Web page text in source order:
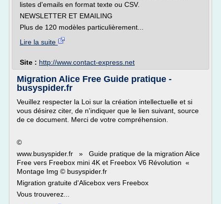
listes d'emails en format texte ou CSV.
NEWSLETTER ET EMAILING
Plus de 120 modèles particulièrement...
Lire la suite
Site : http://www.contact-express.net
Migration Alice Free Guide pratique -
busyspider.fr
Veuillez respecter la Loi sur la création intellectuelle et si
vous désirez citer, de n'indiquer que le lien suivant, source
de ce document. Merci de votre compréhension.
©
www.busyspider.fr » Guide pratique de la migration Alice
Free vers Freebox mini 4K et Freebox V6 Révolution «
Montage Img © busyspider.fr
Migration gratuite d'Alicebox vers Freebox
Vous trouverez...